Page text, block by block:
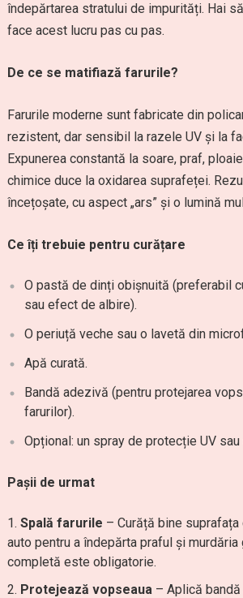
îndepărtarea stratului de impurități. Hai
face acest lucru pas cu pas.
De ce se matifiază farurile?
Farurile moderne sunt fabricate din
rezistent, dar sensibil la razele UV și la
Expunerea constantă la soare, praf,
chimice duce la oxidarea suprafeței.
încețoșate, cu aspect „ars” și o lumină
Ce îți trebuie pentru curățare
O pastă de dinți obișnuită (preferabil
sau efect de albire).
O periuță veche sau o lavetă din
Apă curată.
Bandă adezivă (pentru protejarea
farurilor).
Opțional: un spray de protecție UV sau
Pașii de urmat
Spală farurile – Curăță bine
auto pentru a îndepărta praful și murdăria
completă este obligatorie.
Protejează vopseaua– Aplică